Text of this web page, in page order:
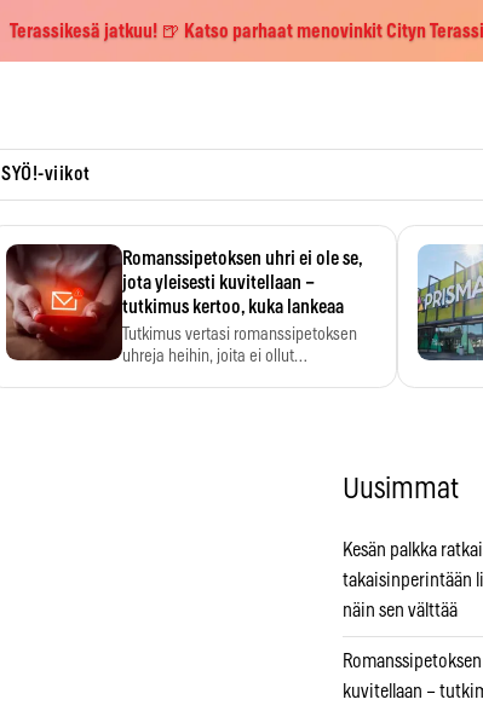
Terassikesä jatkuu! 🍺 Katso parhaat menovinkit Cityn
SYÖ!-viikot
Romanssipetoksen uhri ei ole se,
jota yleisesti kuvitellaan –
tutkimus kertoo, kuka lankeaa
Tutkimus vertasi romanssipetoksen
uhreja heihin, joita ei ollut…
Uusimmat
Kesän palkka
takaisinperintään
näin sen välttää
kuvitellaan –